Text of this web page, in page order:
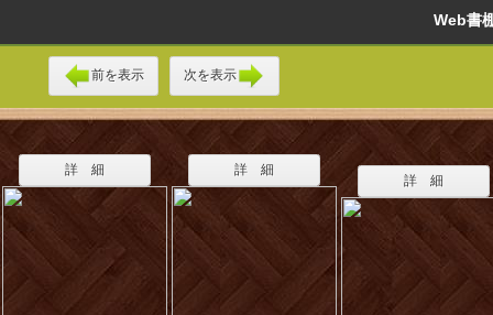
Web
前を表示 次を表示
詳 細 詳 細
詳 細